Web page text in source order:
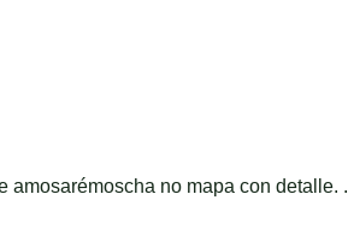
amosarémoscha no mapa con detalle. .